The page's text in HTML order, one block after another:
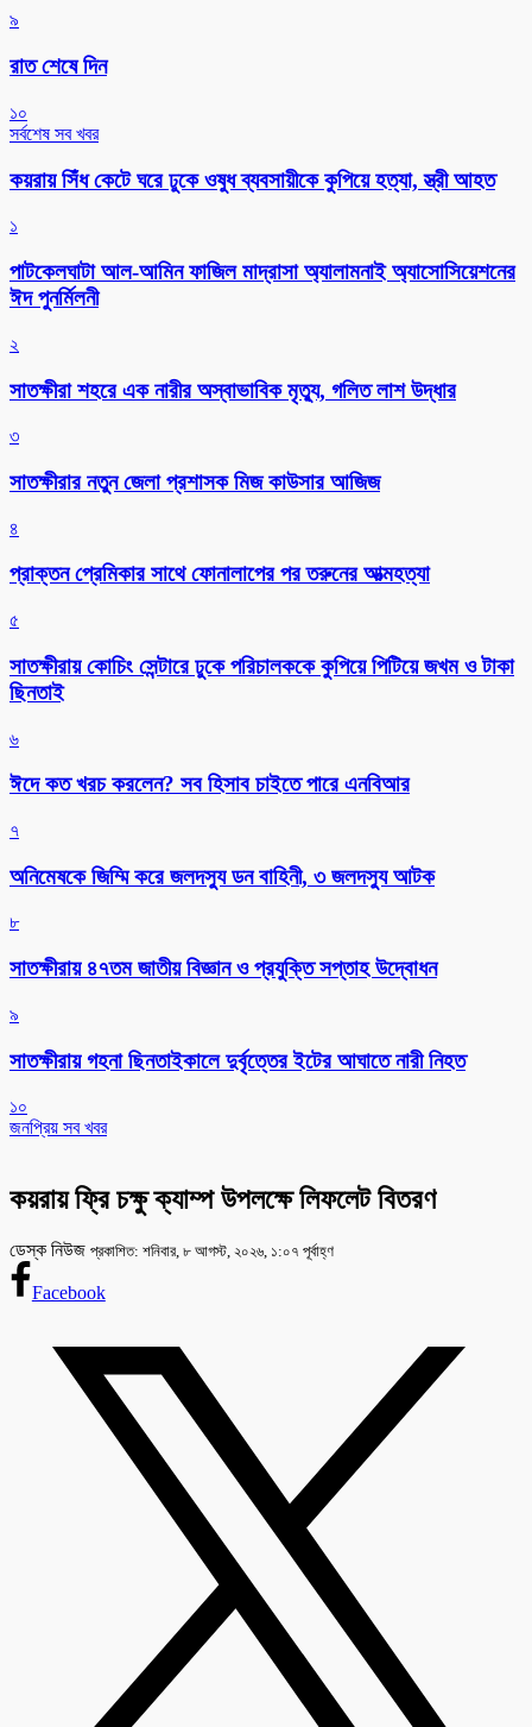
৯
রাত শেষে দিন
১০
সর্বশেষ সব খবর
কয়রায় সিঁধ কেটে ঘরে ঢুকে ওষুধ ব্যবসায়ীকে কুপিয়ে হত্যা, স্ত্রী আহত
১
পাটকেলঘাটা আল-আমিন ফাজিল মাদ্রাসা অ্যালামনাই অ্যাসোসিয়েশনের
ঈদ পুনর্মিলনী
২
সাতক্ষীরা শহরে এক নারীর অস্বাভাবিক মৃত্যু, গলিত লাশ উদ্ধার
৩
সাতক্ষীরার নতুন জেলা প্রশাসক মিজ কাউসার আজিজ
৪
প্রাক্তন প্রেমিকার সাথে ফোনালাপের পর তরুনের আত্মহত্যা
৫
সাতক্ষীরায় কোচিং সেন্টারে ঢুকে পরিচালককে কুপিয়ে পিটিয়ে জখম ও টাকা
ছিনতাই
৬
ঈদে কত খরচ করলেন? সব হিসাব চাইতে পারে এনবিআর
৭
অনিমেষকে জিম্মি করে জলদস্যু ডন বাহিনী, ৩ জলদস্যু আটক
৮
সাতক্ষীরায় ৪৭তম জাতীয় বিজ্ঞান ও প্রযুক্তি সপ্তাহ উদ্বোধন
৯
সাতক্ষীরায় গহনা ছিনতাইকালে দুর্বৃত্তের ইটের আঘাতে নারী নিহত
১০
জনপ্রিয় সব খবর
কয়রায় ফ্রি চক্ষু ক্যাম্প উপলক্ষে লিফলেট বিতরণ
ডেস্ক নিউজ প্রকাশিত: শনিবার, ৮ আগস্ট, ২০২৬, ১:০৭ পূর্বাহ্ণ
Facebook